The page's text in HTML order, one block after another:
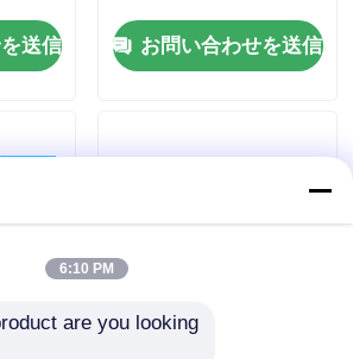
ださい
進サービス
送信 お問い合わせを送信
ドア
6:10 PM
are you looking